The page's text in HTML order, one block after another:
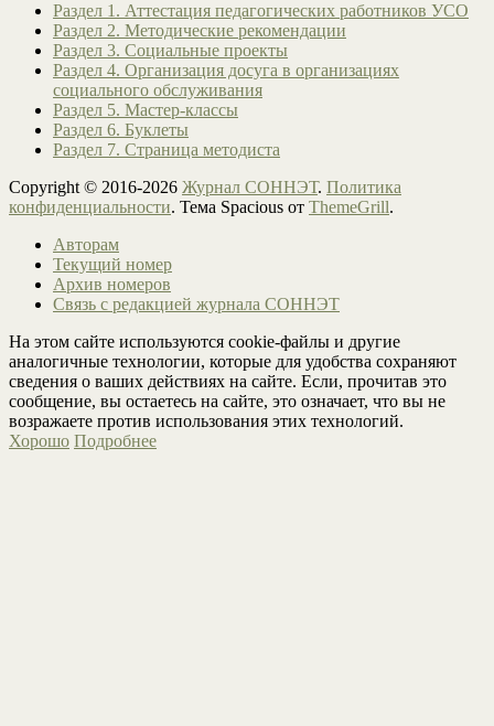
Раздел 1. Аттестация педагогических работников УСО
Раздел 2. Методические рекомендации
Раздел 3. Социальные проекты
Раздел 4. Организация досуга в организациях
социального обслуживания
Раздел 5. Мастер-классы
Раздел 6. Буклеты
Раздел 7. Страница методиста
Copyright © 2016-2026 Журнал СОННЭТ. Политика
конфиденциальности. Тема Spacious от ThemeGrill.
Авторам
Текущий номер
Архив номеров
Связь с редакцией журнала СОННЭТ
На этом сайте используются cookie-файлы и другие
аналогичные технологии, которые для удобства сохраняют
сведения о ваших действиях на сайте. Если, прочитав это
сообщение, вы остаетесь на сайте, это означает, что вы не
возражаете против использования этих технологий.
Хорошо Подробнее